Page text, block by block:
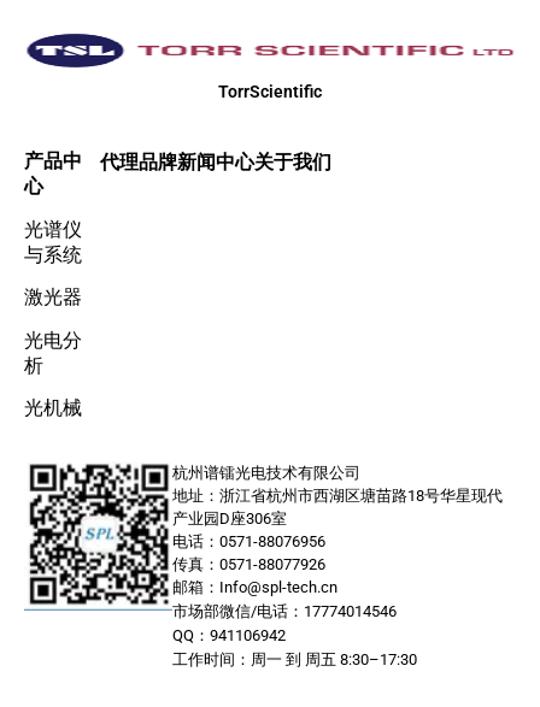
TorrScientific
产品中
心
光谱仪
与系统
激光器
光电分
析
光机械
代理品牌新闻中心关于我们
杭州谱镭光电技术有限公司
地址：浙江省杭州市西湖区塘苗路18号华星现代
产业园D座306室
电话：0571-88076956
传真：0571-88077926
邮箱：Info@spl-tech.cn
市场部微信/电话：17774014546
QQ：941106942
工作时间：周一 到 周五 8:30–17:30